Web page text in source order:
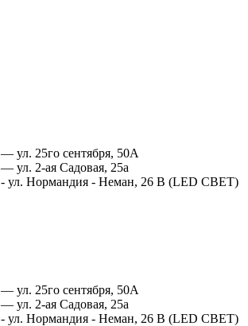
— ул. 25го сентября, 50А
— ул. 2-ая Садовая, 25а
- ул. Нормандия - Неман, 26 В (LED СВЕТ)
— ул. 25го сентября, 50А
— ул. 2-ая Садовая, 25а
- ул. Нормандия - Неман, 26 В (LED СВЕТ)